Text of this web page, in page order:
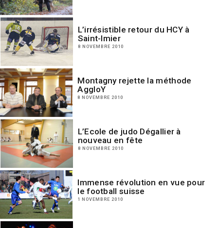
L’irrésistible retour du HCY à
Saint-Imier
8 NOVEMBRE 2010
Montagny rejette la méthode
AggloY
8 NOVEMBRE 2010
L’Ecole de judo Dégallier à
nouveau en fête
8 NOVEMBRE 2010
Immense révolution en vue pour
le football suisse
1 NOVEMBRE 2010